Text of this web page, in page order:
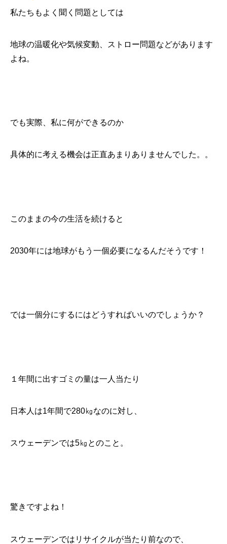
私たちもよく聞く問題としては
地球の温暖化や気候変動、ストロー問題などがあります
よね。
でも実際、私に何ができるのか
具体的に考える機会は正直あまりありませんでした。。
このままの今の生活を続けると
2030年には地球がもう一個必要になるんだそうです！
では一個分にするにはどうすればいいのでしょうか？
１年間に出すゴミの量は一人当たり
日本人は1年間で280㎏なのに対し、
スウェーデンでは5㎏とのこと。
驚きですよね！
スウェーデンではリサイクルが当たり前なので、